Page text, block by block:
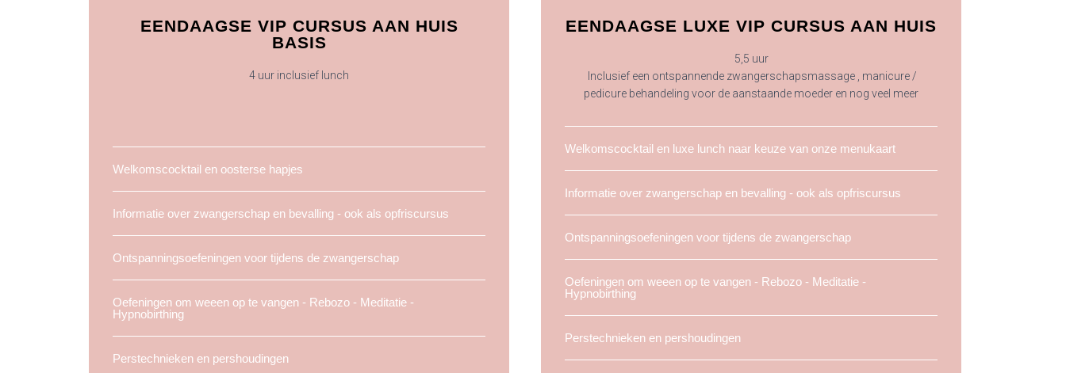
EENDAAGSE VIP CURSUS AAN HUIS
BASIS
4 uur inclusief lunch
Welkomscocktail en oosterse hapjes
Informatie over zwangerschap en bevalling - ook als opfriscursus
Ontspanningsoefeningen voor tijdens de zwangerschap
Oefeningen om weeen op te vangen - Rebozo - Meditatie -
Hypnobirthing
Perstechnieken en pershoudingen
EENDAAGSE LUXE VIP CURSUS AAN HUIS
5,5 uur
Inclusief een ontspannende zwangerschapsmassage , manicure /
pedicure behandeling voor de aanstaande moeder en nog veel meer
Welkomscocktail en luxe lunch naar keuze van onze menukaart
Informatie over zwangerschap en bevalling - ook als opfriscursus
Ontspanningsoefeningen voor tijdens de zwangerschap
Oefeningen om weeen op te vangen - Rebozo - Meditatie -
Hypnobirthing
Perstechnieken en pershoudingen